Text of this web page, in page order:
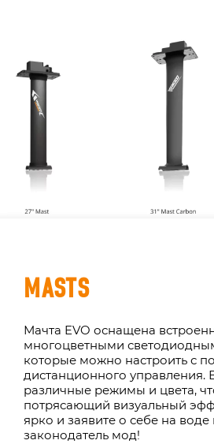
MASTS
Мачта EVO оснащена
многоцветными
которые можно настроить с
дистанционного управления.
различные режимы и цвета,
потрясающий визуальный
ярко и заявите о себе на
законодатель мод!